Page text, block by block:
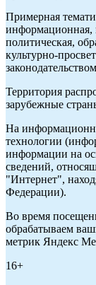
Примерная
информационная,
политическая,
культурно-
Территория
зарубежные
На
технологии
информации на
сведений,
"Интернет",
Федерации).
Во время
обрабатываем
метрик Яндекс
16+